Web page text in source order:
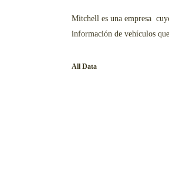
Mitchell es una empresa
información de vehículos
All Data